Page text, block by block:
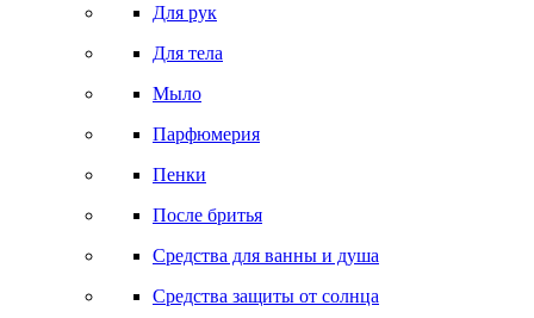
Для рук
Для тела
Мыло
Парфюмерия
Пенки
После бритья
Средства для ванны и душа
Средства защиты от солнца